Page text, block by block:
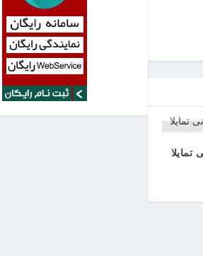
تمایلا